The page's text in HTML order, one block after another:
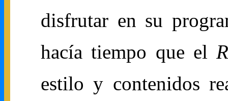
disfrutar en su
hacía tiempo que el
estilo y contenidos